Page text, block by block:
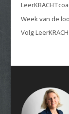
Week van de
Volg